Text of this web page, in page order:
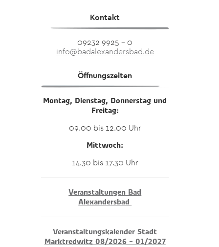
Kontakt
09232 9925 – 0
info@badalexandersbad.de
Öffnungszeiten
Montag, Dienstag, Donnerstag und
Freitag:
09.00 bis 12.00 Uhr
Mittwoch:
14.30 bis 17.30 Uhr
Veranstaltungen Bad
Alexandersbad
Veranstaltungskalender Stadt
Marktredwitz 08/2026 – 01/2027